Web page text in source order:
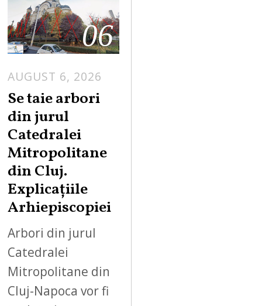
06
AUGUST 6, 2026
Se taie arbori
din jurul
Catedralei
Mitropolitane
din Cluj.
Explicațiile
Arhiepiscopiei
Arbori din jurul
Catedralei
Mitropolitane din
Cluj-Napoca vor fi